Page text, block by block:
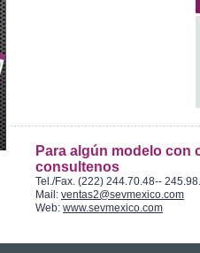
Para algún modelo con
consultenos
Tel./Fax. (222) 244.70.48--
Mail: ventas2@sevmexico.com
Web: www.sevmexico.com